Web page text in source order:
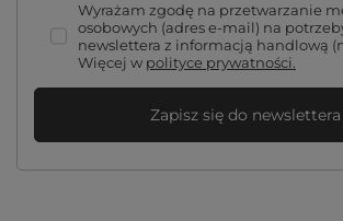
Wyrażam zgodę na przetwarzanie
osobowych (adres e-mail) na
newslettera z informacją handlową
Więcej w polityce prywatności.
Zapisz się do newslettera